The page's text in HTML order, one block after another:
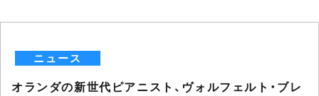
ニュース
オランダの新世代ピアニスト、ヴォルフェルト・ブレ